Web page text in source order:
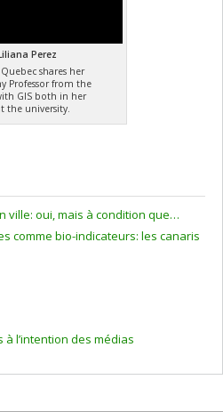
Perez
shares her
Professor from the
GIS both in her
the university.
ville: oui, mais à condition que…
comme bio-indicateurs: les canaris
l’intention des médias